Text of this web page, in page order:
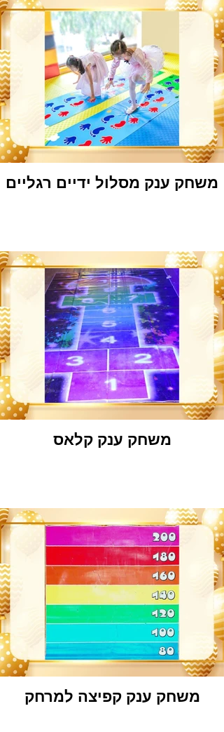
משחק ענק מסלול ידיים רגליים
משחק ענק קלאס
משחק ענק קפיצה למרחק